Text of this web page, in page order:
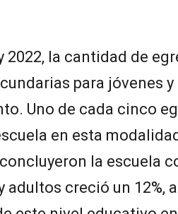
2022, la cantidad de
para jóvenes
Uno de cada cinco
en esta
la escuela
adultos creció un 12%,